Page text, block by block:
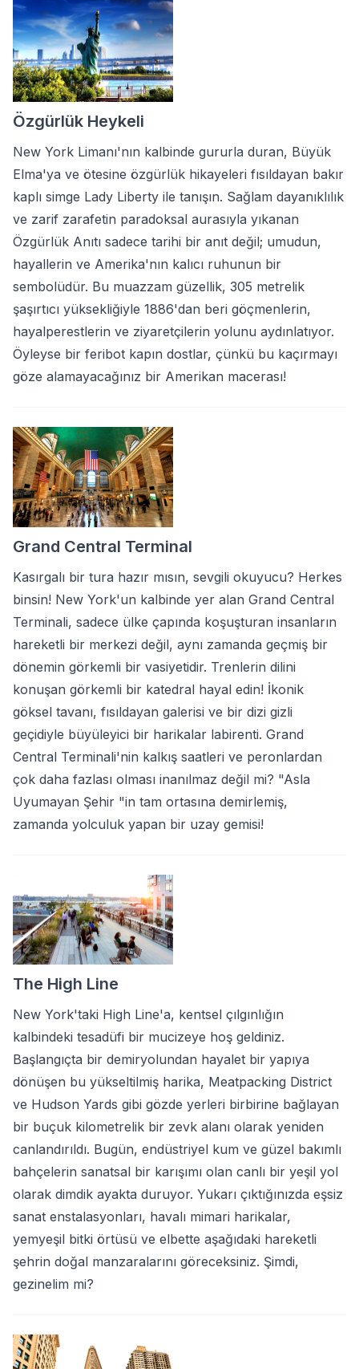
Özgürlük Heykeli
New York Limanı'nın kalbinde gururla duran, Büyük
Elma'ya ve ötesine özgürlük hikayeleri fısıldayan bakır
kaplı simge Lady Liberty ile tanışın. Sağlam dayanıklılık
ve zarif zarafetin paradoksal aurasıyla yıkanan
Özgürlük Anıtı sadece tarihi bir anıt değil; umudun,
hayallerin ve Amerika'nın kalıcı ruhunun bir
sembolüdür. Bu muazzam güzellik, 305 metrelik
şaşırtıcı yüksekliğiyle 1886'dan beri göçmenlerin,
hayalperestlerin ve ziyaretçilerin yolunu aydınlatıyor.
Öyleyse bir feribot kapın dostlar, çünkü bu kaçırmayı
göze alamayacağınız bir Amerikan macerası!
Grand Central Terminal
Kasırgalı bir tura hazır mısın, sevgili okuyucu? Herkes
binsin! New York'un kalbinde yer alan Grand Central
Terminali, sadece ülke çapında koşuşturan insanların
hareketli bir merkezi değil, aynı zamanda geçmiş bir
dönemin görkemli bir vasiyetidir. Trenlerin dilini
konuşan görkemli bir katedral hayal edin! İkonik
göksel tavanı, fısıldayan galerisi ve bir dizi gizli
geçidiyle büyüleyici bir harikalar labirenti. Grand
Central Terminali'nin kalkış saatleri ve peronlardan
çok daha fazlası olması inanılmaz değil mi? "Asla
Uyumayan Şehir "in tam ortasına demirlemiş,
zamanda yolculuk yapan bir uzay gemisi!
The High Line
New York'taki High Line'a, kentsel çılgınlığın
kalbindeki tesadüfi bir mucizeye hoş geldiniz.
Başlangıçta bir demiryolundan hayalet bir yapıya
dönüşen bu yükseltilmiş harika, Meatpacking District
ve Hudson Yards gibi gözde yerleri birbirine bağlayan
bir buçuk kilometrelik bir zevk alanı olarak yeniden
canlandırıldı. Bugün, endüstriyel kum ve güzel bakımlı
bahçelerin sanatsal bir karışımı olan canlı bir yeşil yol
olarak dimdik ayakta duruyor. Yukarı çıktığınızda eşsiz
sanat enstalasyonları, havalı mimari harikalar,
yemyeşil bitki örtüsü ve elbette aşağıdaki hareketli
şehrin doğal manzaralarını göreceksiniz. Şimdi,
gezinelim mi?